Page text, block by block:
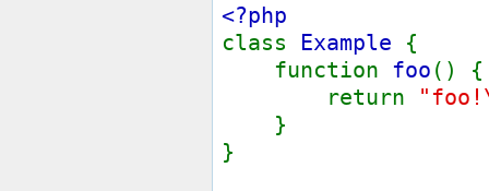
<?php
class Example {
function foo () {
return
}
}